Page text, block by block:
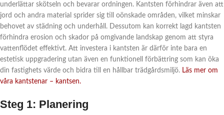
underlättar skötseln och bevarar ordningen. Kantsten förhindrar även att
jord och andra material sprider sig till oönskade områden, vilket minskar
behovet av städning och underhåll. Dessutom kan korrekt lagd kantsten
förhindra erosion och skador på omgivande landskap genom att styra
vattenflödet effektivt. Att investera i kantsten är därför inte bara en
estetisk uppgradering utan även en funktionell förbättring som kan öka
din fastighets värde och bidra till en hållbar trädgårdsmiljö. Läs mer om
våra kantstenar – kantsen.
Steg 1: Planering